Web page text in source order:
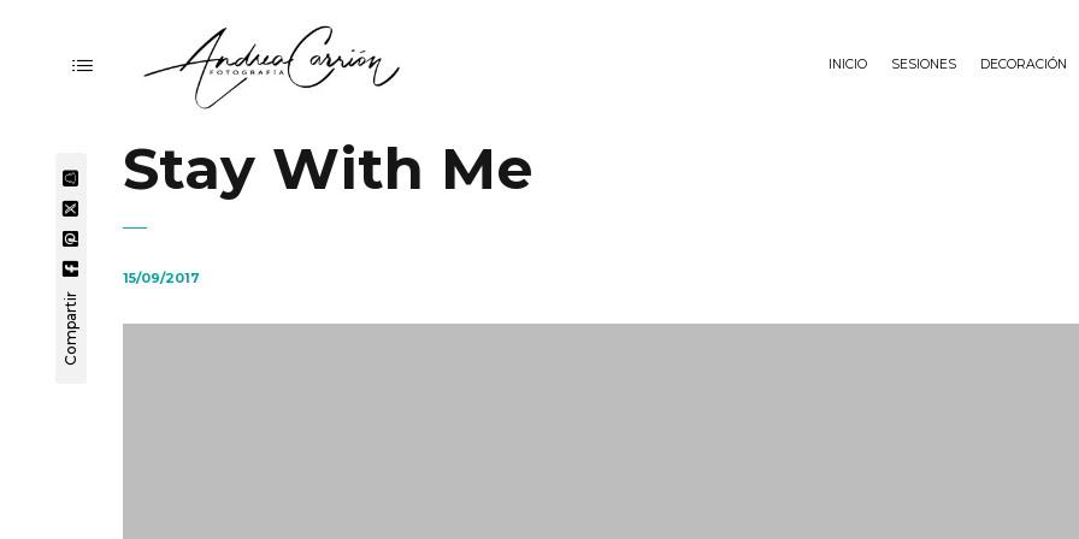
INICIO SESIONES DECORACIÓN
Stay With Me
Compartir
15/09/2017